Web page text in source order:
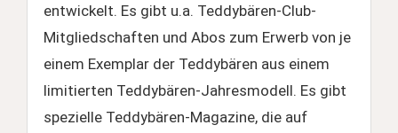
entwickelt. Es gibt u.a. Teddybären-Club-
Mitgliedschaften und Abos zum Erwerb von je
einem Exemplar der Teddybären aus einem
limitierten Teddybären-Jahresmodell. Es gibt
spezielle Teddybären-Magazine, die auf